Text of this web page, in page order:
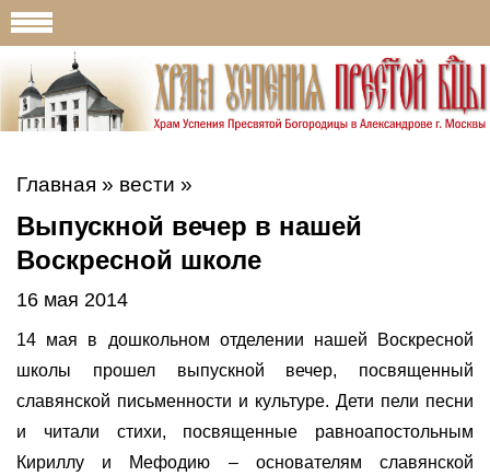
Главная » вести »
Выпускной вечер в нашей
Воскресной школе
16 мая 2014
14 мая в дошкольном отделении нашей Воскресной
школы прошел выпускной вечер, посвященный
славянской письменности и культуре. Дети пели песни
и читали стихи, посвященные равноапостольным
Кириллу и Мефодию – основателям славянской